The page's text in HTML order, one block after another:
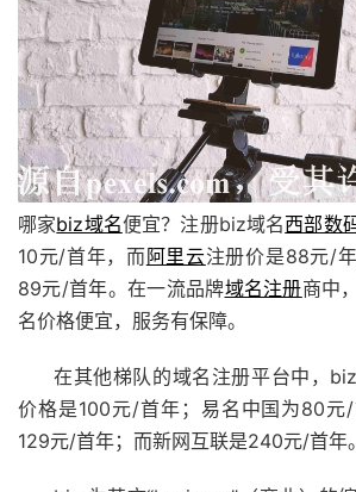
哪家biz域名便宜？注册biz域名西部数
10元/首年，而阿里云注册价是88元/
89元/首年。在一流品牌域名注册商中
名价格便宜，服务有保障。
在其他梯队的域名注册平台中，
价格是100元/首年；易名中国为80元
129元/首年；而新网互联是240元/首年。